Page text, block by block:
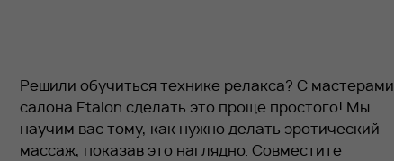
Решили обучиться технике релакса? С мастерами
салона Etalon сделать это проще простого! Мы
научим вас тому, как нужно делать эротический
массаж, показав это наглядно. Совместите